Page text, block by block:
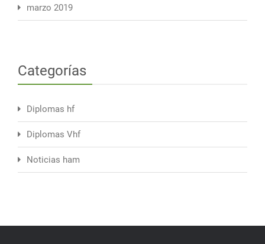
marzo 2019
Categorías
Diplomas hf
Diplomas Vhf
Noticias ham